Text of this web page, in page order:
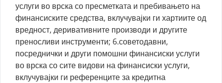
услуги во врска со пресметката и пребивањето на
финансиските средства, вклучувајки ги хартиите од
вредност, деривативните производи и другите
преносливи инструменти; 6.советодавни,
посреднички и други помошни финансиски услуги
во врска со сите видови на финансиски услуги,
вклучувајки ги референците за кредитна